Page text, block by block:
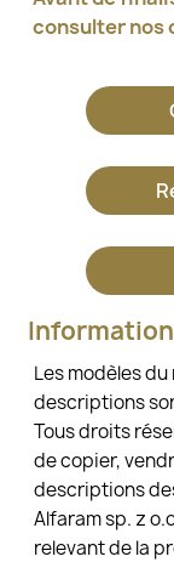
consulter nos
Les modèles
descriptions
Tous droits
de copier,
descriptions
Alfaram sp. z
relevant de la